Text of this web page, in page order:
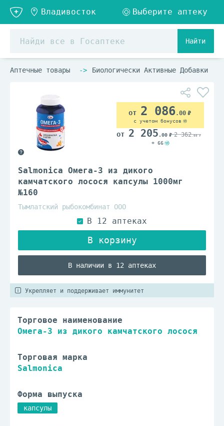
Найти
Аптечные товары Биологически Активные Добавки
Salmonica Омега-3 из дикого
камчатского лосося капсулы 1000мг
№160
Тымлатский рыбокомбинат ООО
В наличии в 12 аптеках
2 086.00
с учетом бонусов
2 205 .00 2 362.00
+ 66
Укрепляет и поддерживает иммунитет
Торговое наименование
Омега-3 из дикого камчатского лосося
Торговая марка
Salmonica
Форма выпуска
капсулы